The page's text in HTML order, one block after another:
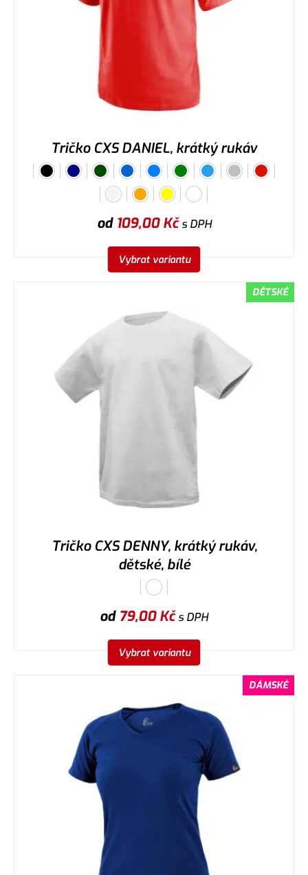
Tričko CXS DANIEL, krátký rukáv
od 109,00Kčs DPH
Vybrat variantu
DĚTSKÉ
Tričko CXS DENNY, krátký rukáv,
dětské, bílé
od 79,00Kčs DPH
Vybrat variantu
DÁMSKÉ